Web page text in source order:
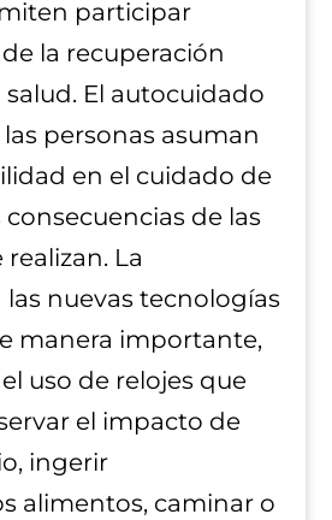
participar
la recuperación
El autocuidado
personas asuman
en el cuidado de
consecuencias de las
La
nuevas tecnologías
manera importante,
uso de relojes que
el impacto de
ingerir
alimentos, caminar o